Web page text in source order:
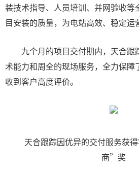
装技术指导、人员培训、并网验收等
目安装的质量，为电站高效、稳定运
九个月的项目交付期内，天合跟
术能力和周全的现场服务，全力保障
收到客户高度评价。
天合跟踪因优异的交付服务获
商”奖